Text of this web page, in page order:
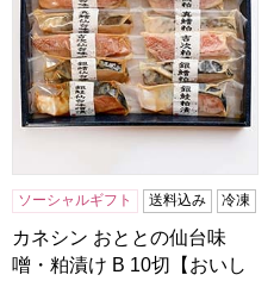
ソーシャルギフト 送料込み 冷凍
カネシン おととの仙台味
噌・粕漬け B 10切【おいし